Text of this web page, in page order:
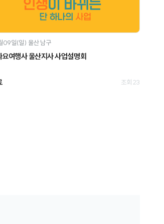
09일(일) 울산 남구
요여행사 울산지사 사업설명회
조회 23